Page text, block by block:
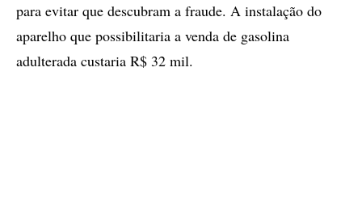
para evitar que descubram a fraude. A instalação do
aparelho que possibilitaria a venda de gasolina
adulterada custaria R$ 32 mil.